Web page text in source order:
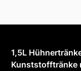
1,5L
Kunststofftränke